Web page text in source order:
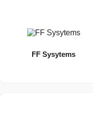
FF Sysytems